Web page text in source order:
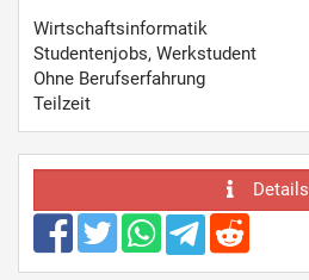
Wirtschaftsinformatik
Studentenjobs, Werkstudent
Ohne Berufserfahrung
Teilzeit
Details